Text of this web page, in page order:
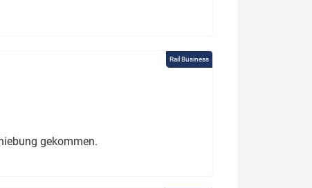
Rail Business
gekommen.